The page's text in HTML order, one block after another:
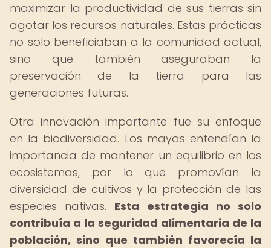
maximizar la productividad de sus tierras sin
agotar los recursos naturales. Estas prácticas
no solo beneficiaban a la comunidad actual,
sino que también aseguraban la
preservación de la tierra para las
generaciones futuras.
Otra innovación importante fue su enfoque
en la biodiversidad. Los mayas entendían la
importancia de mantener un equilibrio en los
ecosistemas, por lo que promovían la
diversidad de cultivos y la protección de las
especies nativas. Esta estrategia no solo
contribuía a la seguridad alimentaria de la
población, sino que también favorecía la